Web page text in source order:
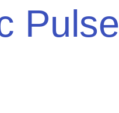
Pulse